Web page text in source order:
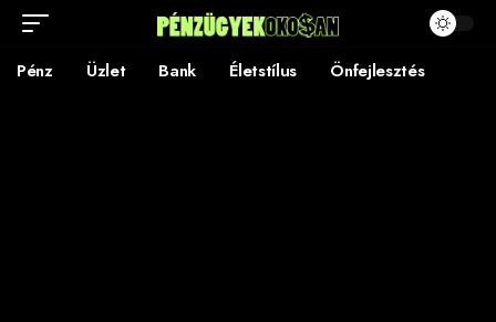
Pénz Üzlet Bank Életstílus Önfejlesztés